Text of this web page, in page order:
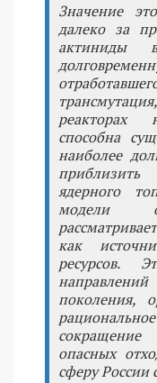
Значение
далеко за
актиниды
реакторах
способна
наиболее
ядерного
модели
как
ресурсов.
поколения,
опасных
сферу России